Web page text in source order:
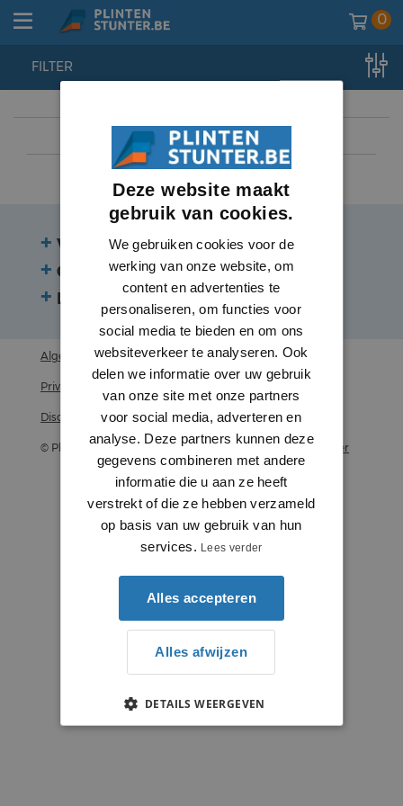
0
home //
FILTER
Veelgestelde vragen
Contact
Beoordelingen
Algemene voorwaarden
Privacy statement
Disclaimer
© Plintenstunter 2026 Profielenstunter
Deze website maakt
gebruik van cookies.
We gebruiken cookies voor de
werking van onze website, om
content en advertenties te
personaliseren, om functies voor
social media te bieden en om ons
websiteverkeer te analyseren. Ook
delen we informatie over uw gebruik
van onze site met onze partners
voor social media, adverteren en
analyse. Deze partners kunnen deze
gegevens combineren met andere
informatie die u aan ze heeft
verstrekt of die ze hebben verzameld
op basis van uw gebruik van hun
services.
Lees verder
Alles accepteren
Alles afwijzen
DETAILS WEERGEVEN